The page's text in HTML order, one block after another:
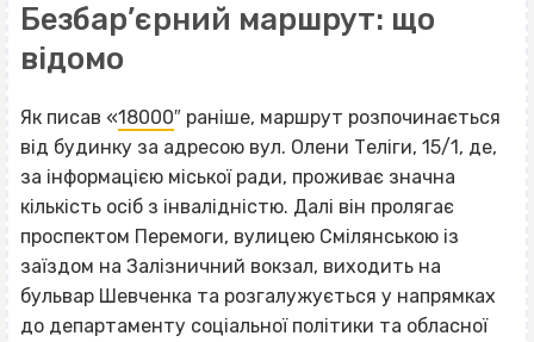
Безбар’єрний маршрут: що
відомо
Як писав «18000″ раніше, маршрут розпочинається
від будинку за адресою вул. Олени Теліги, 15/1, де,
за інформацією міської ради, проживає значна
кількість осіб з інвалідністю. Далі він пролягає
проспектом Перемоги, вулицею Смілянською із
заїздом на Залізничний вокзал, виходить на
бульвар Шевченка та розгалужується у напрямках
до департаменту соціальної політики та обласної